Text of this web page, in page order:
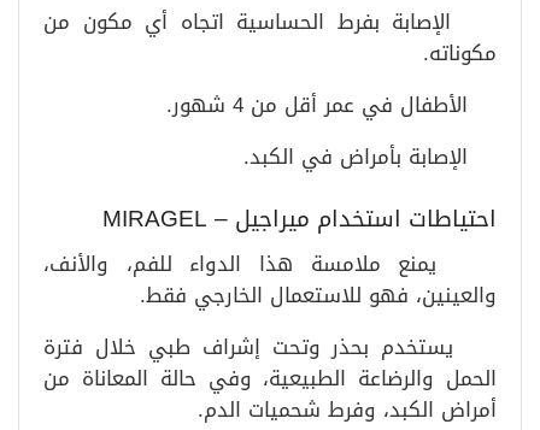
الإصابة بفرط الحساسية اتجاه أي مكون من
مكوناته.
الأطفال في عمر أقل من 4 شهور.
الإصابة بأمراض في الكبد.
احتياطات استخدام ميراجيل – MIRAGEL
يمنع ملامسة هذا الدواء للفم، والأنف،
والعينين، فهو للاستعمال الخارجي فقط.
يستخدم بحذر وتحت إشراف طبي خلال فترة
الحمل والرضاعة الطبيعية، وفي حالة المعاناة من
أمراض الكبد، وفرط شحميات الدم.